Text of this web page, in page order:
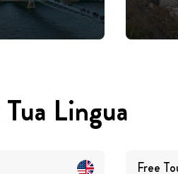
Lingua
Free